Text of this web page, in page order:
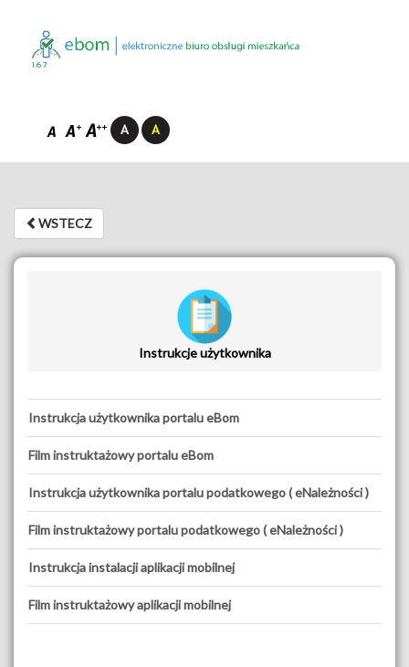
1.6.7
WSTECZWSTECZ
Instrukcje użytkownika
Instrukcja użytkownika portalu eBom
Film instruktażowy portalu eBom
Instrukcja użytkownika portalu podatkowego ( eNależności )
Film instruktażowy portalu podatkowego ( eNależności )
Instrukcja instalacji aplikacji mobilnej
Film instruktażowy aplikacji mobilnej